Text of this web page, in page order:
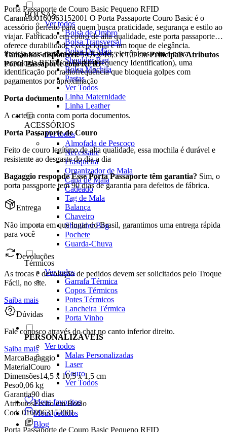
BOLSAS
Ver todos
Bolsa de Ombro
Bolsa Transversal
Bolsa De Mão
Shoulder Bag
Bolsa Mochila
Pastas
Ver Todos
Linha Maternidade
Linha Leather
ACESSÓRIOS
Ver todos
Almofada de Pescoço
Necessaire
Frasqueira
Organizador de Mala
Capa de Mala
Cadeado
Tag de Mala
Balança
Chaveiro
Shoulder Bag
Pochete
Guarda-Chuva
Térmicos
Ver todos
Garrafa Térmica
Copos Térmicos
Potes Térmicos
Lancheira Térmica
Porta Vinho
PERSONALIZÁVEIS
Ver todos
Malas Personalizadas
Laser
Couro
Ver Todos
Meus favoritos
Meus pedidos
Blog
Porta Passaporte de Couro Basic Pequeno RFID
Caramelo0160963152001 O Porta Passaporte Couro Basic é o
acessório perfeito para quem busca praticidade, segurança e estilo ao
viajar. Fabricado em couro de alta qualidade, este porta passaporte
oferece durabilidade excepcional e um toque de elegância.
Tamanhos disponível:14,5 x 10,5 x 1,5 cmPrincipais Atributos
Porta Passaporte com RFID
Proteja seus cartões contra fraudes eletrônicas com a nova
tecnologia RFID (ou Radio-Frequency Identification), uma
identificação por radiofrequência que bloqueia golpes com
pagamentos por aproximação
Porta documento
A carteira conta com porta documentos.
Porta Passaporte de Couro
Feito de couro legítimo de alta qualidade, essa mochila é durável e
resistente ao desgaste do dia a dia
Bagaggio responde Esse Porta Passaporte têm garantia? Sim, o
porta passaporte tem 90 dias de garantia para defeitos de fábrica.
Entrega
Não importa em que lugar do Brasil, garantimos uma entrega rápida
para você
Devoluções
As trocas e devolução de pedidos devem ser solicitados pelo Troque
Fácil, no site.
Saiba mais
Dúvidas
Fale conosco através do chat no canto inferior direito.
Saiba mais
MarcaBagaggio
MaterialCouro
Dimensões14,5 x 10,5 x 1,5 cm
Peso0,06 kg
Garantia90 dias
AtributosFecho em Botão
Cod: 0160963152001
Porta Passaporte de Couro Basic Pequeno RFID